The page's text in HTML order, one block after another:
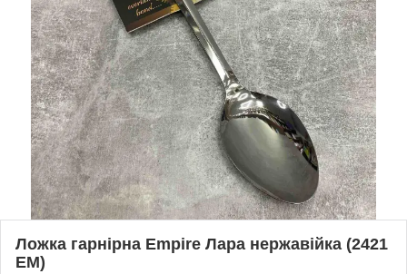
Ложка гарнірна Empire Лара нержавійка (2421
EM)